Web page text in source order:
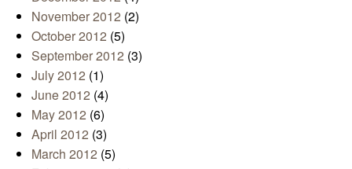
November 2012 (2)
October 2012 (5)
September 2012 (3)
July 2012 (1)
June 2012 (4)
May 2012 (6)
April 2012 (3)
March 2012 (5)